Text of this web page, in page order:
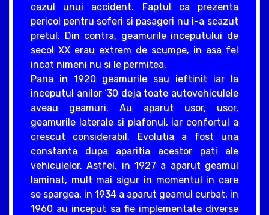
cazul unui accident. Faptul ca prezenta
pericol pentru soferi si pasageri nu i-a scazut
pretul. Din contra, geamurile inceputului de
secol XX erau extrem de scumpe, in asa fel
incat nimeni nu si le permitea.
Pana in 1920 geamurile sau ieftinit iar la
inceputul anilor ‘30 deja toate autovehiculele
aveau geamuri. Au aparut usor, usor,
geamurile laterale si plafonul, iar confortul a
crescut considerabil. Evolutia a fost una
constanta dupa aparitia acestor pati ale
vehiculelor. Astfel, in 1927 a aparut geamul
laminat, mult mai sigur in momentul in care
se spargea, in 1934 a aparut geamul curbat, in
1960 au inceput sa fie implementate diverse